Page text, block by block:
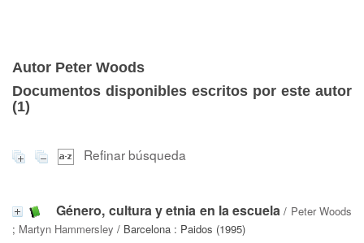
Autor Peter Woods
Documentos disponibles escritos por este autor
(1)
Refinar búsqueda
Género, cultura y etnia en la escuela / Peter Woods
; Martyn Hammersley / Barcelona : Paidos (1995)